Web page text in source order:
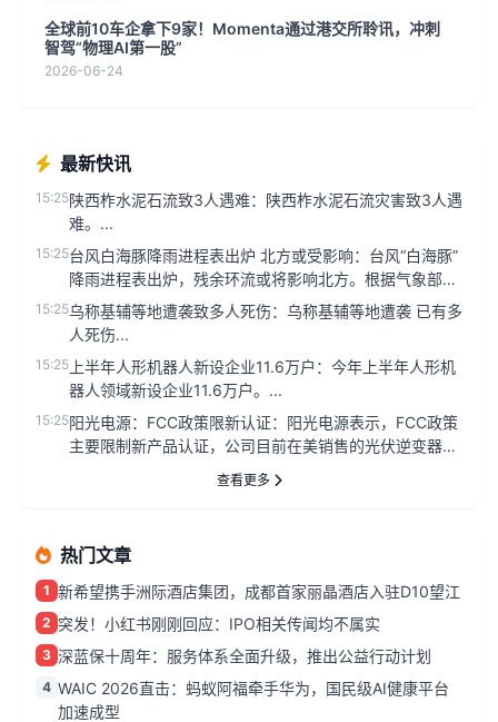
全球前10车企拿下9家！Momenta通过港交所聆讯，冲刺
智驾“物理AI第一股”
2026-06-24
最新快讯
15:25陕西柞水泥石流致3人遇难：陕西柞水泥石流灾害致3人遇
难。...
15:25台风白海豚降雨进程表出炉 北方或受影响：台风“白海豚”
降雨进程表出炉，残余环流或将影响北方。根据气象部门
最新数据，台风“...
15:25乌称基辅等地遭袭致多人死伤：乌称基辅等地遭袭 已有多
人死伤...
15:25 上半年人形机器人新设企业11.6万户：今年上半年人形机
器人领域新设企业11.6万户。...
15:25阳光电源：FCC政策限新认证：阳光电源表示，FCC政策
主要限制新产品认证，公司目前在美销售的光伏逆变器、
查看更多
热门文章
1 新希望携手洲际酒店集团，成都首家丽晶酒店入驻D10望江
2 突发！小红书刚刚回应：IPO相关传闻均不属实
3 深蓝保十周年：服务体系全面升级，推出公益行动计划
4 WAIC 2026直击：蚂蚁阿福牵手华为，国民级AI健康平台
加速成型